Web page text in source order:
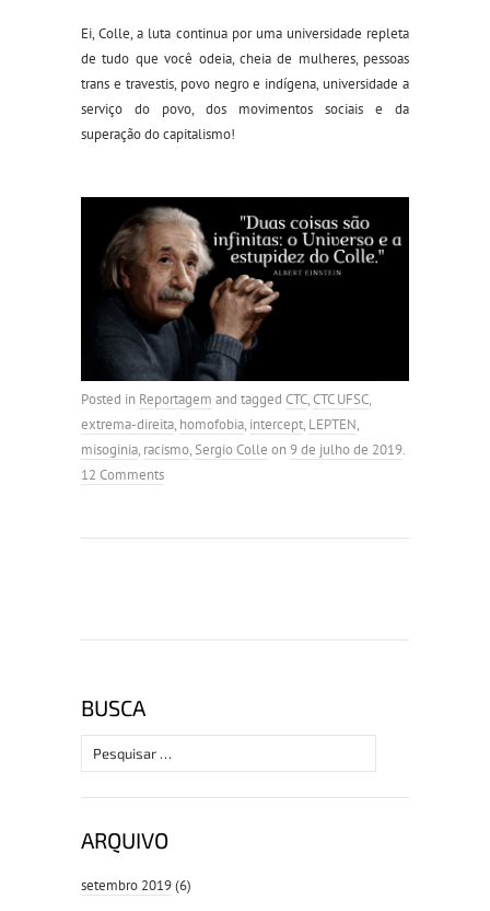
Ei, Colle, a luta continua por uma universidade repleta
de tudo que você odeia, cheia de mulheres, pessoas
trans e travestis, povo negro e indígena, universidade a
serviço do povo, dos movimentos sociais e da
superação do capitalismo!
Posted in Reportagem and tagged CTC,CTC UFSC,
extrema-direita, homofobia, intercept, LEPTEN,
misoginia, racismo,Sergio Colle on9 de julho de 2019.
12 Comments
BUSCA
Pesquisar
por:
ARQUIVO
setembro 2019(6)